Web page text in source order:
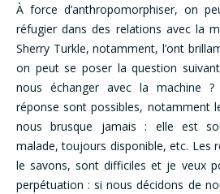
À force d’anthropomorphiser, on
réfugier dans des relations avec la
Sherry Turkle, notamment, l’ont
on peut se poser la question
nous échanger avec la machine ?
réponse sont possibles, notamment
nous brusque jamais : elle est
malade, toujours disponible, etc. Les
le savons, sont difficiles et je veux
perpétuation : si nous décidons de